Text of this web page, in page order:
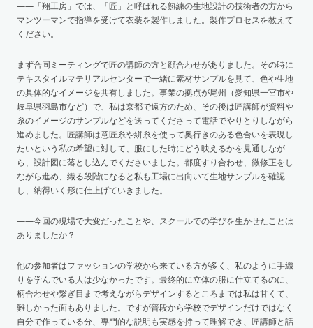
——「翔工房」では、「匠」と呼ばれる熟練の生地設計の技術者の方から
マンツーマンで指導を受けて衣装を製作しました。製作プロセスを教えて
ください。
まず合同ミーティングで匠の講師の方と顔合わせがありました。その時に
テキスタイルマテリアルセンターで一緒に素材サンプルを見て、色や生地
の具体的なイメージを共有しました。事業の拠点が尾州（愛知県一宮市や
岐阜県羽島市など）で、私は京都で遠方のため、その後は匠講師が資料や
糸のイメージのサンプルなどを送ってくださって電話でやりとりしながら
進めました。匠講師は意匠糸や絣糸を使って奥行きのある色合いを表現し
たいという私の希望に対して、服にした時にどう映えるかを見通しなが
ら、設計図に落とし込んでくださいました。都度すり合わせ、微修正をし
ながら進め、織る段階になると私も工場に出向いて生地サンプルを確認
し、納得いく形に仕上げていきました。
——今回の現場で大変だったことや、スクールでの学びを生かせたことは
ありましたか？
他の参加者はファッションの学校から来ている方が多く、私のように手織
りを学んでいる人は少なかったです。最終的に立体の服に仕立てるのに、
柄合わせや繋ぎ目まで考えながらデザインするところまでは私は甘くて、
難しかった面もありました。ですが普段から学校でデザインだけではなく
自分で作っている分、専門的な説明も実感を持って理解でき、匠講師と話